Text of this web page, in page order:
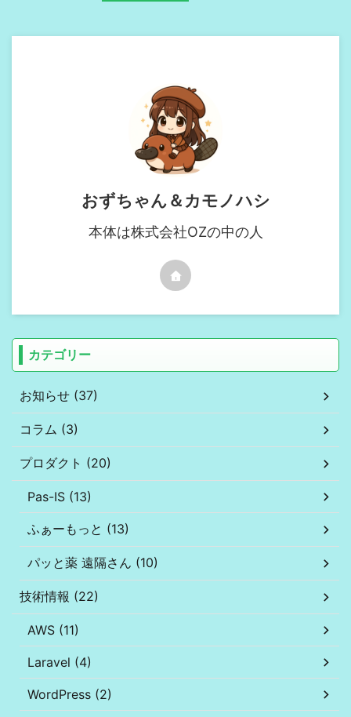
おずちゃん＆カモノハシ
本体は株式会社OZの中の人
カテゴリー
お知らせ (37)
コラム (3)
プロダクト (20)
Pas-IS (13)
ふぁーもっと (13)
パッと薬 遠隔さん (10)
技術情報 (22)
AWS (11)
Laravel (4)
WordPress (2)